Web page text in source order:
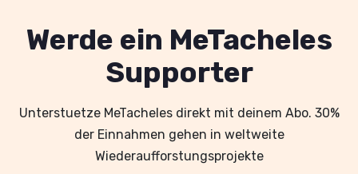
Werde ein MeTacheles
Supporter
Unterstuetze MeTacheles direkt mit deinem Abo. 30%
der Einnahmen gehen in weltweite
Wiederaufforstungsprojekte